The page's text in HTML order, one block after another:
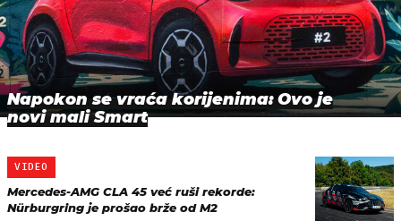
Napokon se vraća korijenima: Ovo je
novi mali Smart
VIDEO
Mercedes-AMG CLA 45 već ruši rekorde:
Nürburgring je prošao brže od M2